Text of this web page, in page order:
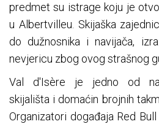
predmet su istrage koju je
u Albertvilleu. Skijaška
do dužnosnika i navijača,
nevjericu zbog ovog strašnog
Val d'Isère je jedno od
skijališta i domaćin brojnih
Organizatori događaja Red